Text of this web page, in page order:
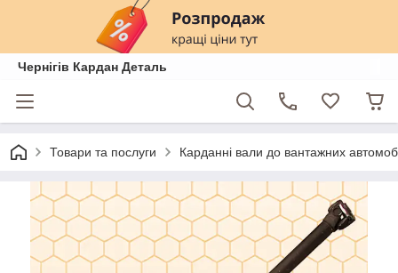
Чернігів Кардан Деталь
Товари та послуги Карданні вали до вантажних